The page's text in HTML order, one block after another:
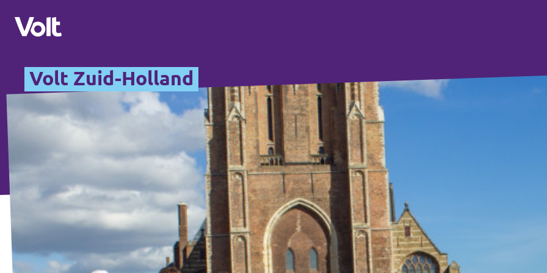
Overzicht fracties en communities
Overzicht fracties en communities
Fracties
Zuid-Holland
Delft
Rotterdam
Standpunten
Nieuws
Volt Zuid-Holland